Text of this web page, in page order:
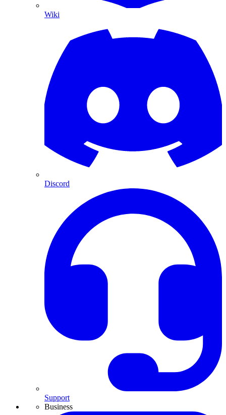
Wiki
Discord
Support
Business